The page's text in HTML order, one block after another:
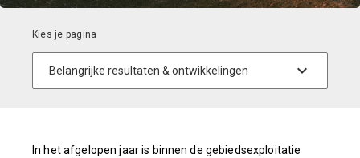
In het afgelopen jaar is binnen de gebiedsexploitatie